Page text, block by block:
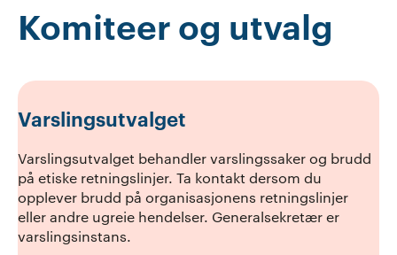
Komiteer og utvalg
Varslingsutvalget
Varslingsutvalget behandler varslingssaker og brudd
på etiske retningslinjer. Ta kontakt dersom du
opplever brudd på organisasjonens retningslinjer
eller andre ugreie hendelser. Generalsekretær er
varslingsinstans.